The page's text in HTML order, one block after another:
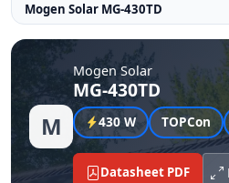
Mogen Solar MG-430TD
M
Mogen Solar
MG-430TD
430 W TOPCon
Datasheet PDF